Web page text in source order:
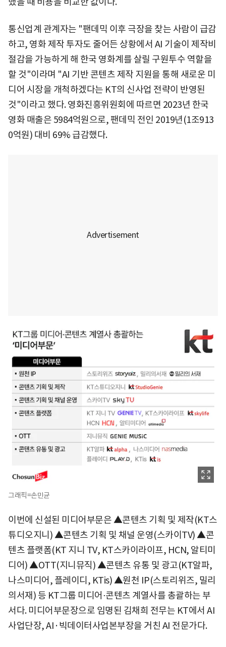
통신업계 관계자는 "팬데믹 이후 극장을 찾는 사람이 급감
하고, 영화 제작 투자도 줄어든 상황에서 AI 기술이 제작비
절감을 가능하게 해 한국 영화계를 살릴 구원투수 역할을
할 것"이라며 "AI 기반 콘텐츠 제작 지원을 통해 새로운 미
디어 시장을 개척하겠다는 KT의 신사업 전략이 반영된
것"이라고 했다. 영화진흥위원회에 따르면 2023년 한국
영화 매출은 5984억원으로, 팬데믹 전인 2019년(1조913
0억원) 대비 69% 급감했다.
그래픽=손민균
이번에 신설된 미디어부문은 ▲콘텐츠 기획 및 제작(KT스
튜디오지니) ▲콘텐츠 기획 및 채널 운영(스카이TV) ▲콘
텐츠 플랫폼(KT 지니 TV, KT스카이라이프, HCN, 알티미
디어) ▲OTT(지니뮤직) ▲콘텐츠 유통 및 광고(KT알파,
나스미디어, 플레이디, KTis) ▲원천 IP(스토리위즈, 밀리
의서재) 등 KT그룹 미디어⋅콘텐츠 계열사를 총괄하는 부
서다. 미디어부문장으로 임명된 김채희 전무는 KT에서 AI
사업단장, AI·빅데이터사업본부장을 거친 AI 전문가다.